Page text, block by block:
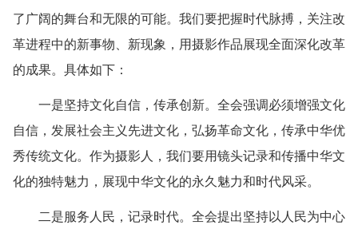
了广阔的舞台和无限的可能。我们要把握时代脉搏，关注改
革进程中的新事物、新现象，用摄影作品展现全面深化改革
的成果。具体如下：
一是坚持文化自信，传承创新。全会强调必须增强文化
自信，发展社会主义先进文化，弘扬革命文化，传承中华优
秀传统文化。作为摄影人，我们要用镜头记录和传播中华文
化的独特魅力，展现中华文化的永久魅力和时代风采。
二是服务人民，记录时代。全会提出坚持以人民为中心